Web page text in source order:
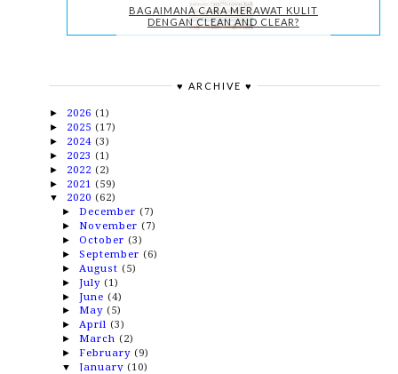
BAGAIMANA CARA MERAWAT KULIT
DENGAN CLEAN AND CLEAR?
♥ ARCHIVE ♥
► 2026 (1)
► 2025 (17)
► 2024 (3)
► 2023 (1)
► 2022 (2)
► 2021 (59)
▼ 2020 (62)
► December (7)
► November (7)
► October (3)
► September (6)
► August (5)
► July (1)
► June (4)
► May (5)
► April (3)
► March (2)
► February (9)
▼ January (10)